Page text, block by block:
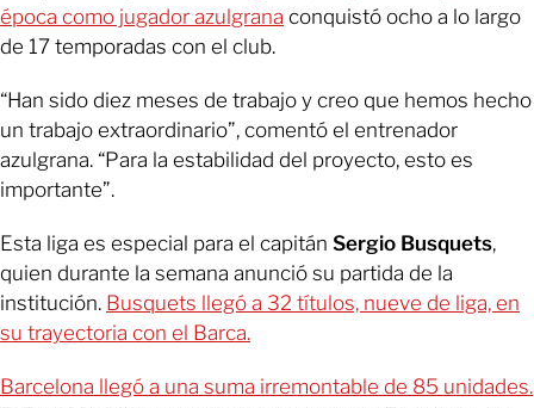
época como jugador azulgrana conquistó ocho a lo largo
de 17 temporadas con el club.
“Han sido diez meses de trabajo y creo que hemos hecho
un trabajo extraordinario”, comentó el entrenador
azulgrana. “Para la estabilidad del proyecto, esto es
importante”.
Esta liga es especial para el capitán Sergio Busquets,
quien durante la semana anunció su partida de la
institución. Busquets llegó a 32 títulos, nueve de liga, en
su trayectoria con el Barca.
Barcelona llegó a una suma irremontable de 85 unidades.